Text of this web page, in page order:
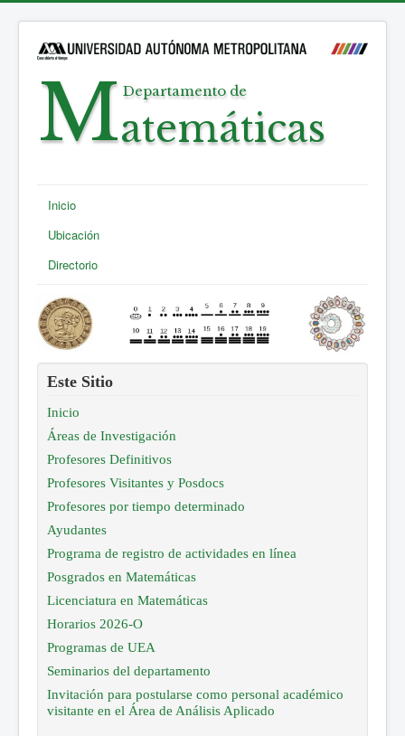
Departamento de
Matemáticas
Inicio
Ubicación
Directorio
Este Sitio
Inicio
Áreas de Investigación
Profesores Definitivos
Profesores Visitantes y Posdocs
Profesores por tiempo determinado
Ayudantes
Programa de registro de actividades en línea
Posgrados en Matemáticas
Licenciatura en Matemáticas
Horarios 2026-O
Programas de UEA
Seminarios del departamento
Invitación para postularse como personal académico
visitante en el Área de Análisis Aplicado